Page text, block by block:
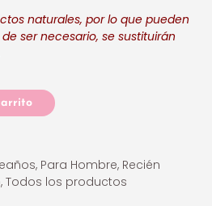
naturales, por lo que pueden
ser necesario, se sustituirán
, Para Hombre, Recién
, Todos los productos